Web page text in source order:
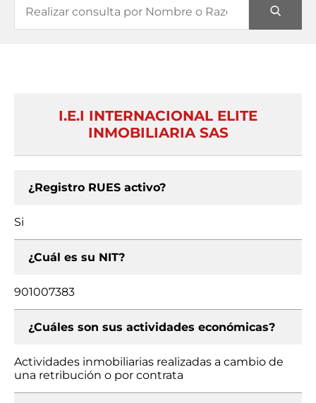
I.E.I INTERNACIONAL ELITE
INMOBILIARIA SAS
¿Registro RUES activo?
Si
¿Cuál es su NIT?
901007383
¿Cuáles son sus actividades económicas?
Actividades inmobiliarias realizadas a cambio de
una retribución o por contrata